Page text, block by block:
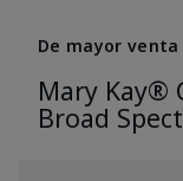
De mayor venta
Mary Kay®
Broad